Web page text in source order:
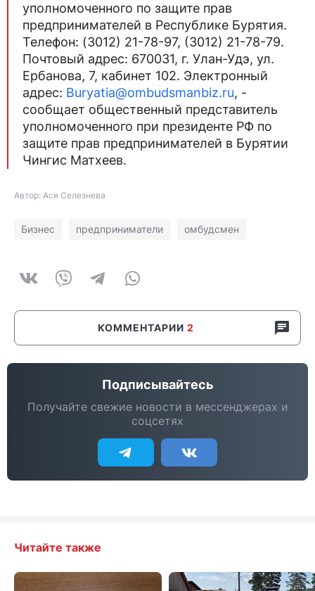
уполномоченного по защите прав
предпринимателей в Республике Бурятия.
Телефон: (3012) 21-78-97, (3012) 21-78-79.
Почтовый адрес: 670031, г. Улан-Удэ, ул.
Ербанова, 7, кабинет 102. Электронный
адрес: Buryatia@ombudsmanbiz.ru, -
сообщает общественный представитель
уполномоченного при президенте РФ по
защите прав предпринимателей в Бурятии
Чингис Матхеев.
Автор: Ася Селезнева
Бизнес предприниматели омбудсмен
КОММЕНТАРИИ 2
Подписывайтесь
Получайте свежие новости в мессенджерах и
соцсетях
Читайте также